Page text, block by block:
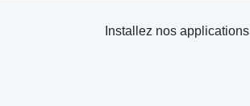
Installez nos applications